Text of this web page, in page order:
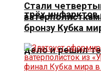
трёх инфарктов
дело и решил
Стали
бронзу Кубка